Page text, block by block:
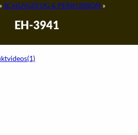
»SCHLAGZEUG & PERKUSSION »
EH-3941